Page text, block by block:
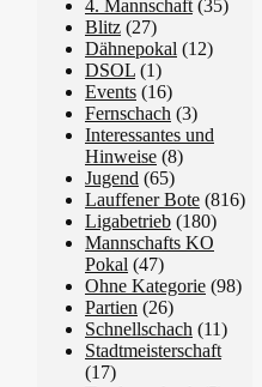
4. Mannschaft (35)
Blitz (27)
Dähnepokal (12)
DSOL (1)
Events (16)
Fernschach (3)
Interessantes und
Hinweise (8)
Jugend (65)
Lauffener Bote (816)
Ligabetrieb (180)
Mannschafts KO
Pokal (47)
Ohne Kategorie (98)
Partien (26)
Schnellschach (11)
Stadtmeisterschaft
(17)